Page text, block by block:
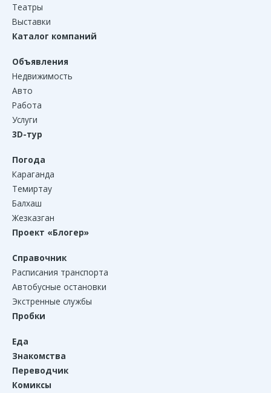
Театры
Выставки
Каталог компаний
Объявления
Недвижимость
Авто
Работа
Услуги
3D-тур
Погода
Караганда
Темиртау
Балхаш
Жезказган
Проект «Блогер»
Справочник
Расписания транспорта
Автобусные остановки
Экстренные службы
Пробки
Еда
Знакомства
Переводчик
Комиксы